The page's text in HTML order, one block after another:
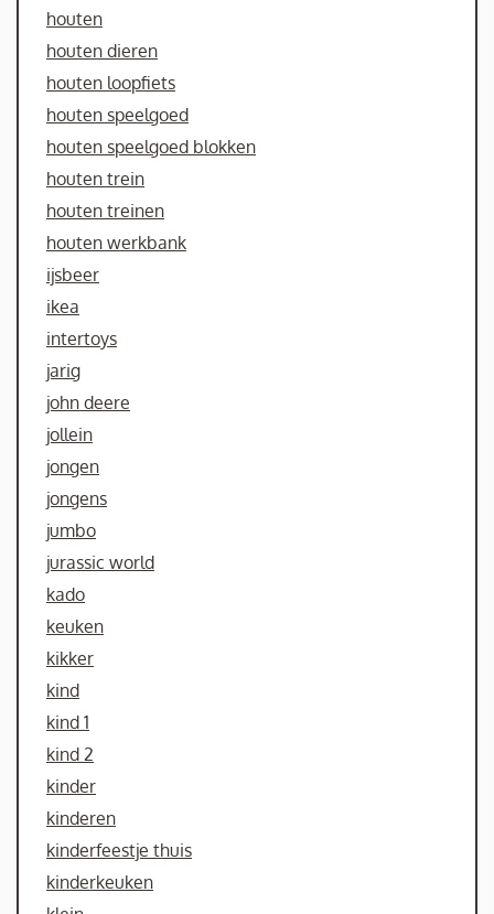
houten
houten dieren
houten loopfiets
houten speelgoed
houten speelgoed blokken
houten trein
houten treinen
houten werkbank
ijsbeer
ikea
intertoys
jarig
john deere
jollein
jongen
jongens
jumbo
jurassic world
kado
keuken
kikker
kind
kind 1
kind 2
kinder
kinderen
kinderfeestje thuis
kinderkeuken